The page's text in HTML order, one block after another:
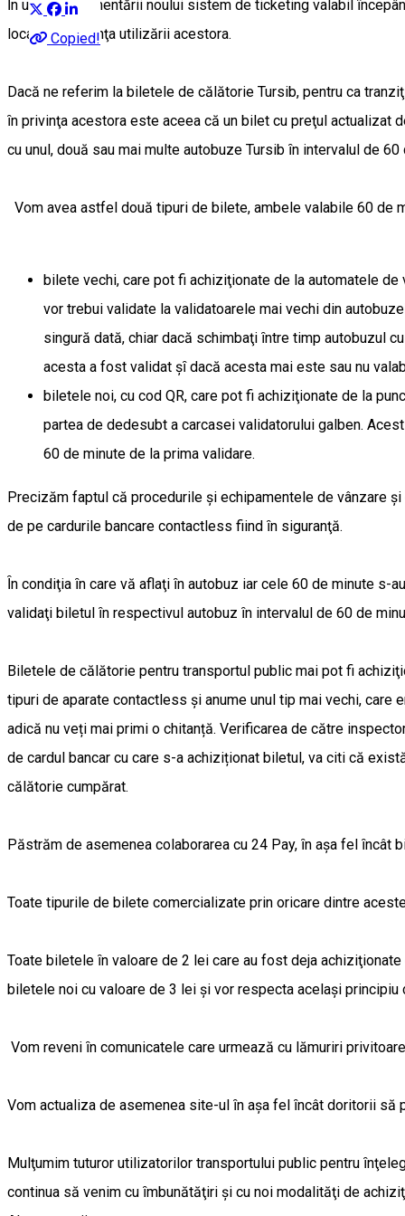
Copied!
Ȋn urma implementării noului sistem de ticketing valabil
local şi ȋn privinţa utilizării acestora.
Dacă ne referim la biletele de călătorie Tursib, pentru ca
ȋn privinţa acestora este aceea că un bilet cu preţul actualizat
cu unul, două sau mai multe autobuze Tursib ȋn intervalul de
Vom avea astfel două tipuri de bilete, ambele valabile 60 de
bilete vechi, care pot fi achiziţionate de la automatele
vor trebui validate la validatoarele mai vechi din
singură dată, chiar dacă schimbaţi ȋntre timp autobuzul
acesta a fost validat şȋ dacă acesta mai este sau nu
biletele noi, cu cod QR, care pot fi achiziţionate de la
partea de dedesubt a carcasei validatorului galben.
60 de minute de la prima validare.
Precizăm faptul că procedurile şi echipamentele de vânzare
de pe cardurile bancare contactless fiind ȋn siguranţă.
Ȋn condiţia ȋn care vă aflaţi ȋn autobuz iar cele 60 de minute
validaţi biletul ȋn respectivul autobuz ȋn intervalul de 60 de
Biletele de călătorie pentru transportul public mai pot fi
tipuri de aparate contactless şi anume unul tip mai vechi,
adică nu veți mai primi o chitanță. Verificarea de către
de cardul bancar cu care s-a achiziționat biletul, va citi că
călătorie cumpărat.
Păstrăm de asemenea colaborarea cu 24 Pay, ȋn aşa fel
Toate tipurile de bilete comercializate prin oricare dintre
Toate biletele ȋn valoare de 2 lei care au fost deja
biletele noi cu valoare de 3 lei şi vor respecta acelaşi principiu
Vom reveni ȋn comunicatele care urmează cu lămuriri
Vom actualiza de asemenea site-ul ȋn aşa fel ȋncât doritorii
Mulţumim tuturor utilizatorilor transportului public pentru
continua să venim cu ȋmbunătăţiri şi cu noi modalităţi de